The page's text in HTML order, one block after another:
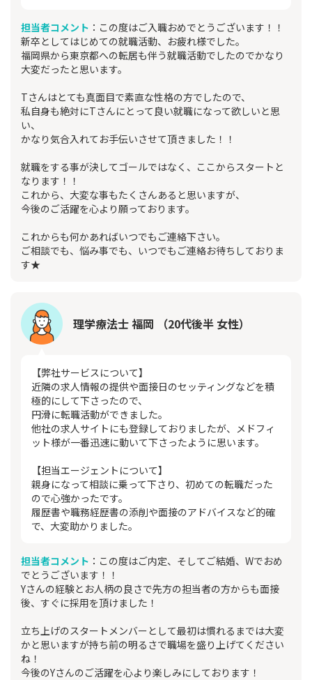
担当者コメント ：この度はご入職おめでとうございます！！
新卒としてはじめての就職活動、お疲れ様でした。
福岡県から東京都への転居も伴う就職活動でしたのでかなり
大変だったと思います。
Tさんはとても真面目で素直な性格の方でしたので、
私自身も絶対にTさんにとって良い就職になって欲しいと思
い、
かなり気合入れてお手伝いさせて頂きました！！
就職をする事が決してゴールではなく、ここからスタートと
なります！！
これから、大変な事もたくさんあると思いますが、
今後のご活躍を心より願っております。
これからも何かあればいつでもご連絡下さい。
ご相談でも、悩み事でも、いつでもご連絡お待ちしておりま
す★
理学療法士 福岡 （20代後半 女性）
【弊社サービスについて】
近隣の求人情報の提供や面接日のセッティングなどを積
極的にして下さったので、
円滑に転職活動ができました。
他社の求人サイトにも登録しておりましたが、メドフィ
ット様が一番迅速に動いて下さったように思います。
【担当エージェントについて】
親身になって相談に乗って下さり、初めての転職だった
ので心強かったです。
履歴書や職務経歴書の添削や面接のアドバイスなど的確
で、大変助かりました。
担当者コメント ：この度はご内定、そしてご結婚、Wでおめ
でとうございます！！
Yさんの経験とお人柄の良さで先方の担当者の方からも面接
後、すぐに採用を頂けました！
立ち上げのスタートメンバーとして最初は慣れるまでは大変
かと思いますが持ち前の明るさで職場を盛り上げてください
ね！
今後のYさんのご活躍を心より楽しみにしております！